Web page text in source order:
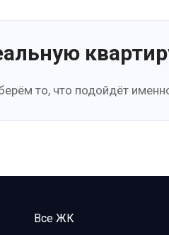
то, что подойдёт
Все ЖК